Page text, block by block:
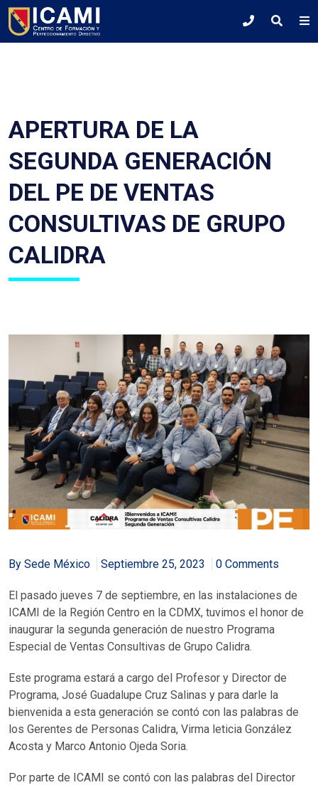
APERTURA DE LA
SEGUNDA GENERACIÓN
DEL PE DE VENTAS
CONSULTIVAS DE GRUPO
CALIDRA
By Sede México Septiembre 25, 2023 0 Comments
El pasado jueves 7 de septiembre, en las instalaciones de
ICAMI de la Región Centro en la CDMX, tuvimos el honor de
inaugurar la segunda generación de nuestro Programa
Especial de Ventas Consultivas de Grupo Calidra.
Este programa estará a cargo del Profesor y Director de
Programa, José Guadalupe Cruz Salinas y para darle la
bienvenida a esta generación se contó con las palabras de
los Gerentes de Personas Calidra, Virma leticia González
Acosta y Marco Antonio Ojeda Soria.
Por parte de ICAMI se contó con las palabras del Director